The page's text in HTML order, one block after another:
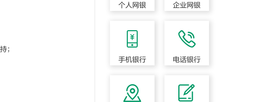
；
个人网银 企业网银
手机银行 电话银行